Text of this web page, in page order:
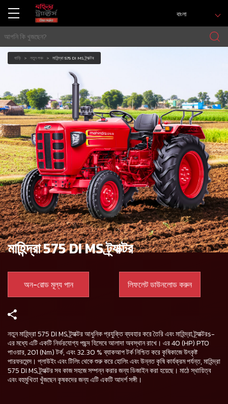
বাংলা
বাড়ি নতুন লঞ্চ মাহিন্দ্রা 575 DI MS ট্র্যাক্টর
মাহিন্দ্রা 575 DI MS ট্র্যাক্টর
অন-রোড মূল্য পান লিফলেট ডাউনলোড করুন
নতুন মাহিন্দ্রা 575 DI MS ট্র্যাক্টর আধুনিক প্রযুক্তি ব্যবহার করে তৈরি এবং মাহিন্দ্রা ট্র্যাক্টরs-
এর মধ্যে এটি একটি নির্ভরযোগ্য পছন্দ হিসেবে আলাদা অবস্থান রাখে। এর 40 (HP) PTO
পাওয়ার, 201 (Nm) টর্ক, এবং 32.30 % ব্যাকআপ টর্ক নিশ্চিত করে কৃষিকাজে উৎকৃষ্ট
পারফরমেন্স। প্লাউইং এবং টিলিং থেকে শুরু করে হোলিং এবং উন্নত কৃষি কার্যক্রম পর্যন্ত, মাহিন্দ্রা
575 DI MS ট্র্যাক্টর সব কাজ সহজে সম্পন্ন করার জন্য ডিজাইন করা হয়েছে। মাঠে স্থায়িত্ব
এবং বহুমুখিতা খুঁজছেন কৃষকদের জন্য এটি একটি আদর্শ সঙ্গী।